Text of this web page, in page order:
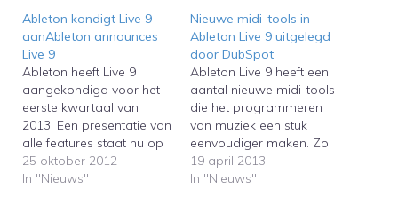
Ableton kondigt Live 9
aanAbleton announces
Live 9
Ableton heeft Live 9
aangekondigd voor het
eerste kwartaal van
2013. Een presentatie van
alle features staat nu op
de website van
Ableton.Ableton has
25 oktober 2012
In "Nieuws"
Nieuwe midi-tools in
Ableton Live 9 uitgelegd
door DubSpot
Ableton Live 9 heeft een
aantal nieuwe midi-tools
die het programmeren
van muziek een stuk
eenvoudiger maken. Zo
heeft Live nu een
automatische legato tool,
19 april 2013
In "Nieuws"